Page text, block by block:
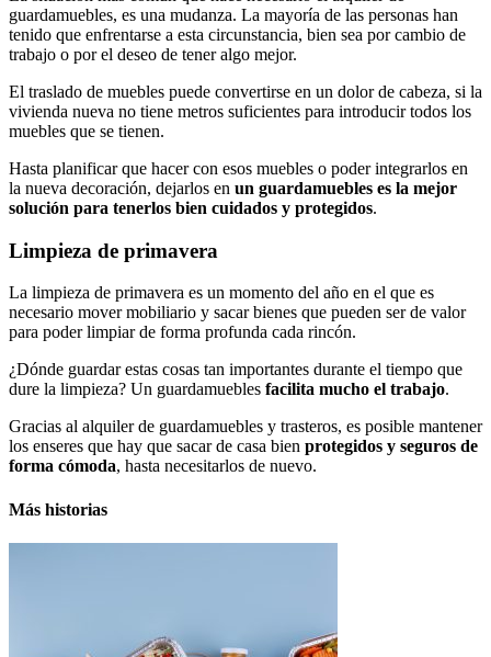
guardamuebles, es una mudanza. La mayoría de las personas han
tenido que enfrentarse a esta circunstancia, bien sea por cambio de
trabajo o por el deseo de tener algo mejor.
El traslado de muebles puede convertirse en un dolor de cabeza, si la
vivienda nueva no tiene metros suficientes para introducir todos los
muebles que se tienen.
Hasta planificar que hacer con esos muebles o poder integrarlos en
la nueva decoración, dejarlos en un guardamuebles es la mejor
solución para tenerlos bien cuidados y protegidos.
Limpieza de primavera
La limpieza de primavera es un momento del año en el que es
necesario mover mobiliario y sacar bienes que pueden ser de valor
para poder limpiar de forma profunda cada rincón.
¿Dónde guardar estas cosas tan importantes durante el tiempo que
dure la limpieza? Un guardamuebles facilita mucho el trabajo.
Gracias al alquiler de guardamuebles y trasteros, es posible mantener
los enseres que hay que sacar de casa bien protegidos y seguros de
forma cómoda, hasta necesitarlos de nuevo.
Más historias